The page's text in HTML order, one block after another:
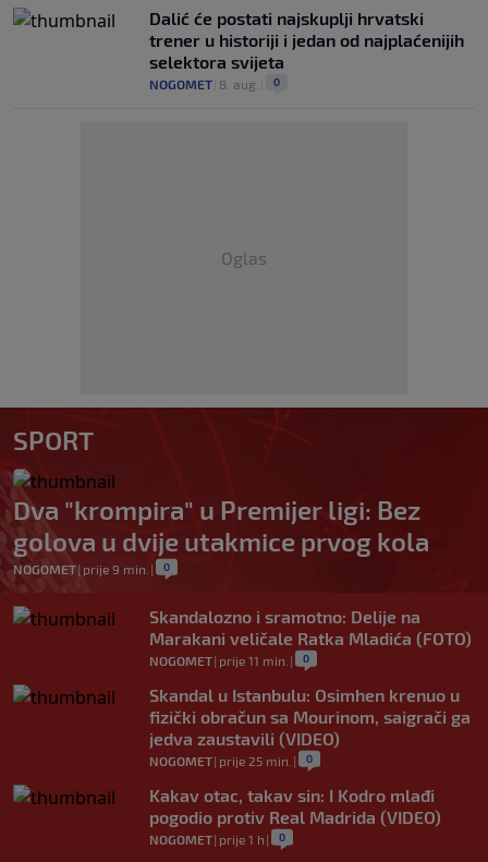
Dalić će postati najskuplji hrvatski
trener u historiji i jedan od najplaćenijih
selektora svijeta
NOGOMET 8. aug. 0
Oglas
SPORT
Dva "krompira" u Premijer ligi: Bez
golova u dvije utakmice prvog kola
NOGOMET| prije 9 min. | 0
Skandalozno i sramotno: Delije na
Marakani veličale Ratka Mladića (FOTO)
NOGOMET| prije 11 min. | 0
Skandal u Istanbulu: Osimhen krenuo u
fizički obračun sa Mourinom, saigrači ga
jedva zaustavili (VIDEO)
NOGOMET| prije 25 min. | 0
Kakav otac, takav sin: I Kodro mlađi
pogodio protiv Real Madrida (VIDEO)
NOGOMET| prije 1 h | 0